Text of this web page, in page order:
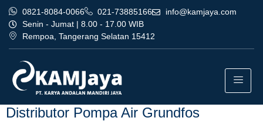
0821-8084-0066 021-73885166
info@kamjaya.com
Senin - Jumat | 8.00 - 17.00 WIB
Rempoa, Tangerang Selatan 15412
Tag:
grundfos terpercaya depok
Distributor Pompa Air Grundfos